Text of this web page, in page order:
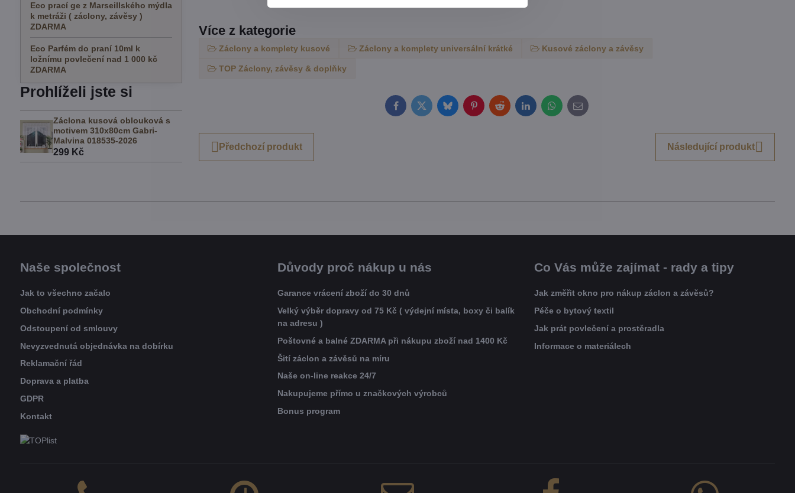
Více z kategorie
Záclony a komplety kusové Záclony a komplety universální krátké Kusové záclony a závěsy
TOP Záclony, závěsy & doplňky
FacebookTwitterBlueskyPinterestRedditLinkedInWhatsApp
E-
mail
Předchozí produkt Následující produkt
Eco prací ge z Marseillského mýdla
k metráži ( záclony, závěsy )
ZDARMA
Eco Parfém do praní 10ml k
ložnímu povlečení nad 1 000 kč
ZDARMA
Prohlíželi jste si
Záclona kusová oblouková s
motivem 310x80cm Gabri-
Malvina 018535-2026
299 Kč
Naše společnost
Jak to všechno začalo
Obchodní podmínky
Odstoupení od smlouvy
Nevyzvednutá objednávka na dobírku
Reklamační řád
Doprava a platba
GDPR
Kontakt
Důvody proč nákup u nás
Garance vrácení zboží do 30 dnů
Velký výběr dopravy od 75 Kč ( výdejní místa, boxy či balík
na adresu )
Poštovné a balné ZDARMA při nákupu zboží nad 1400 Kč
Šití záclon a závěsů na míru
Naše on-line reakce 24/7
Nakupujeme přímo u značkových výrobců
Bonus program
Co Vás může zajímat - rady a tipy
Jak změřit okno pro nákup záclon a závěsů?
Péče o bytový textil
Jak prát povlečení a prostěradla
Informace o materiálech